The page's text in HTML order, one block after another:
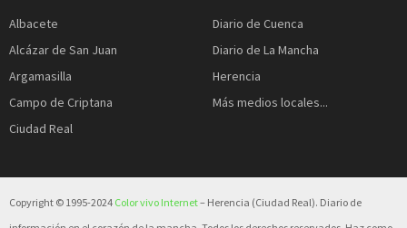
Albacete
Alcázar de San Juan
Argamasilla
Campo de Criptana
Ciudad Real
Diario de Cuenca
Diario de La Mancha
Herencia
Más medios locales...
Copyright © 1995-2024 Color vivo Internet– Herencia (Ciudad Real). Diario de